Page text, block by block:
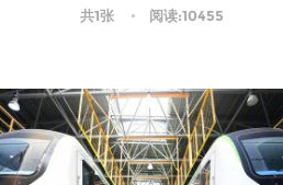
共1张 阅读:10455